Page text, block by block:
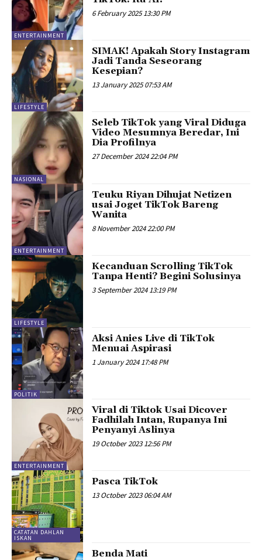
ENTERTAINMENT
6 February 2025 13:30 PM
LIFESTYLE
SIMAK! Apakah Story Instagram
Jadi Tanda Seseorang
Kesepian?
13 January 2025 07:53 AM
NASIONAL
Seleb TikTok yang Viral Diduga
Video Mesumnya Beredar, Ini
Dia Profilnya
27 December 2024 22:04 PM
ENTERTAINMENT
Teuku Riyan Dihujat Netizen
usai Joget TikTok Bareng
Wanita
8 November 2024 22:00 PM
LIFESTYLE
Kecanduan Scrolling TikTok
Tanpa Henti? Begini Solusinya
3 September 2024 13:19 PM
POLITIK
Aksi Anies Live di TikTok
Menuai Aspirasi
1 January 2024 17:48 PM
ENTERTAINMENT
Viral di Tiktok Usai Dicover
Fadhilah Intan, Rupanya Ini
Penyanyi Aslinya
19 October 2023 12:56 PM
CATATAN DAHLAN
ISKAN
Pasca TikTok
13 October 2023 06:04 AM
Benda Mati